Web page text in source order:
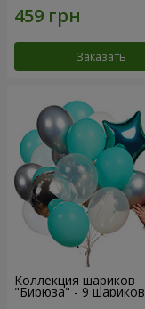
Заказать
Коллекция шариков
"Бирюза" - 9 шариков